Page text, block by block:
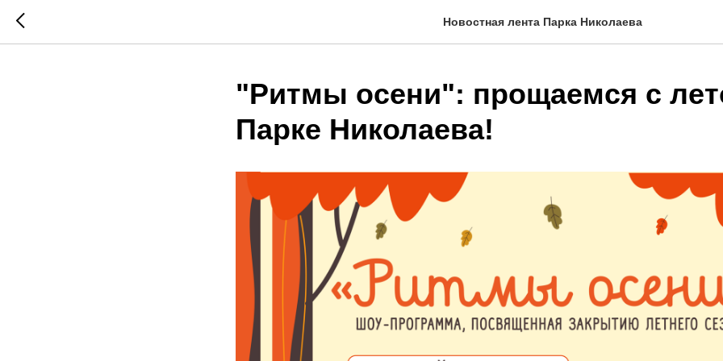
Новостная лента Парка Николаева
"Ритмы осени": прощаемся с
Парке Николаева!